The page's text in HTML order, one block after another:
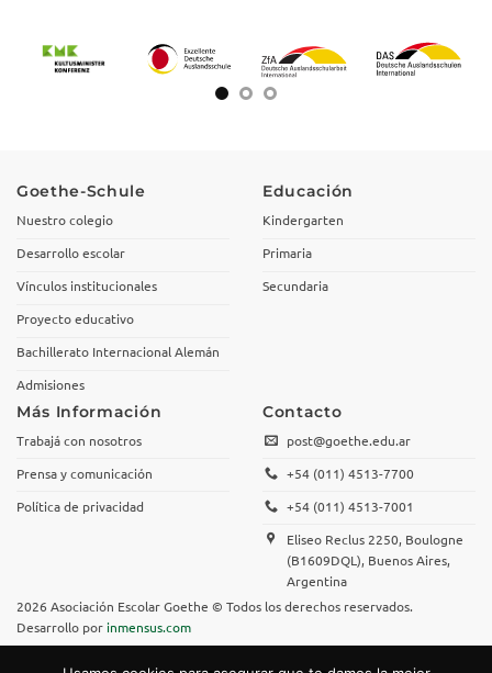
Goethe-Schule
Nuestro colegio
Desarrollo escolar
Vínculos institucionales
Proyecto educativo
Bachillerato Internacional Alemán
Admisiones
Educación
Kindergarten
Primaria
Secundaria
Más Información
Trabajá con nosotros
Prensa y comunicación
Política de privacidad
Contacto
post@goethe.edu.ar
+54 (011) 4513-7700
+54 (011) 4513-7001
Eliseo Reclus 2250, Boulogne
(B1609DQL), Buenos Aires,
Argentina
2026 Asociación Escolar Goethe © Todos los derechos reservados.
Desarrollo por inmensus.com